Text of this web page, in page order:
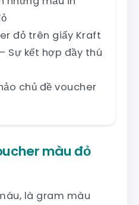
đỏ trên giấy Kraft
Sự kết hợp đầy thú
chủ đề voucher
màu đỏ
là gram màu